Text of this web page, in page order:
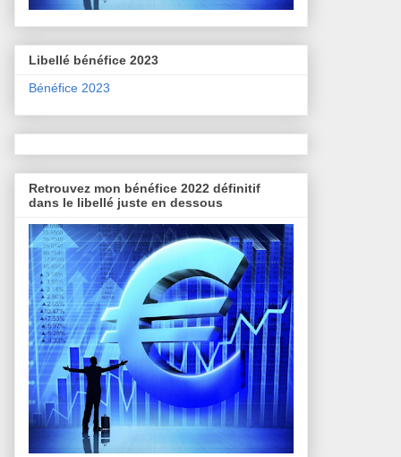
Libellé bénéfice 2023
Bénéfice 2023
Retrouvez mon bénéfice 2022 définitif
dans le libellé juste en dessous